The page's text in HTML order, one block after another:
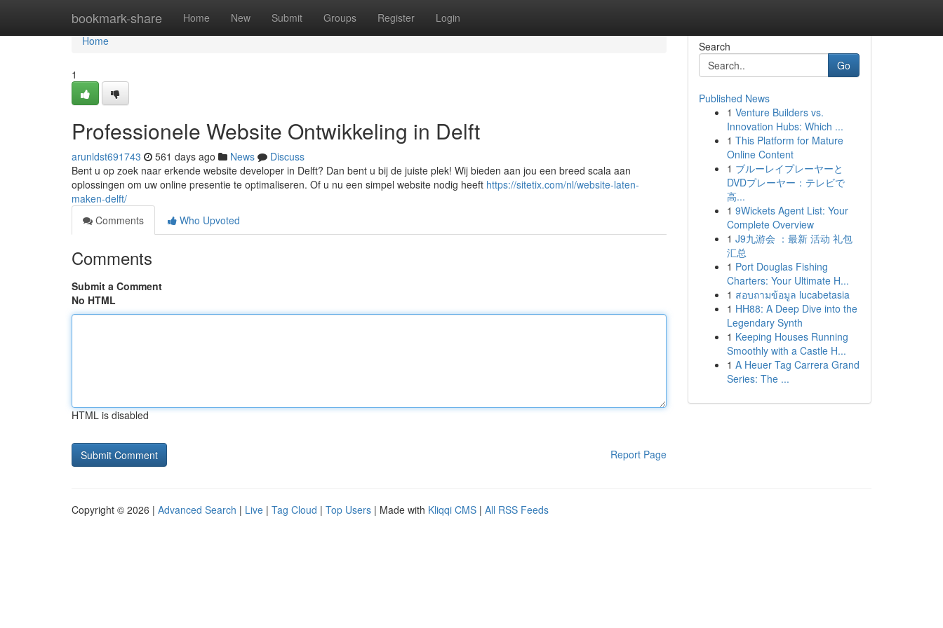
bookmark-share Home New Submit Groups Register Login
Home
Home
1
Professionele Website Ontwikkeling in Delft
arunldst691743 561 days ago News
Discuss
Bent u op zoek naar erkende website developer in Delft? Dan bent u bij de juiste plek! Wij bieden aan jou een breed scala aan
oplossingen om uw online presentie te optimaliseren. Of u nu een simpel website nodig heeft https://sitetix.com/nl/website-laten-
maken-delft/
Comments
Who Upvoted
Comments
Submit a Comment
No HTML
HTML is disabled
Report Page
Search
Go
Published News
1 Venture Builders vs.
Innovation Hubs: Which ...
1 This Platform for Mature
Online Content
1 ブルーレイプレーヤーと
DVDプレーヤー：テレビで
高...
1 9Wickets Agent List: Your
Complete Overview
1 J9九游会 ：最新 活动 礼包
汇总
1 Port Douglas Fishing
Charters: Your Ultimate H...
1 สอบถามข้อมูล lucabetasia
1 HH88: A Deep Dive into the
Legendary Synth
1 Keeping Houses Running
Smoothly with a Castle H...
1 A Heuer Tag Carrera Grand
Series: The ...
Copyright © 2026 | Advanced Search | Live | Tag Cloud | Top Users | Made with Kliqqi CMS | All RSS Feeds